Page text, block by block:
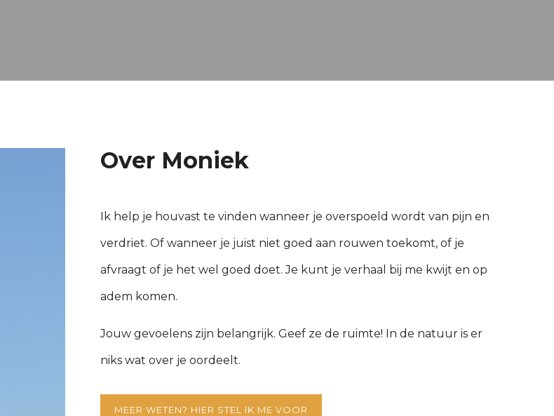
Over Moniek
Ik help je houvast te vinden wanneer je overspoeld wordt van pijn en
verdriet. Of wanneer je juist niet goed aan rouwen toekomt, of je
afvraagt of je het wel goed doet. Je kunt je verhaal bij me kwijt en op
adem komen.
Jouw gevoelens zijn belangrijk. Geef ze de ruimte! In de natuur is er
niks wat over je oordeelt.
MEER WETEN? HIER STEL IK ME VOOR